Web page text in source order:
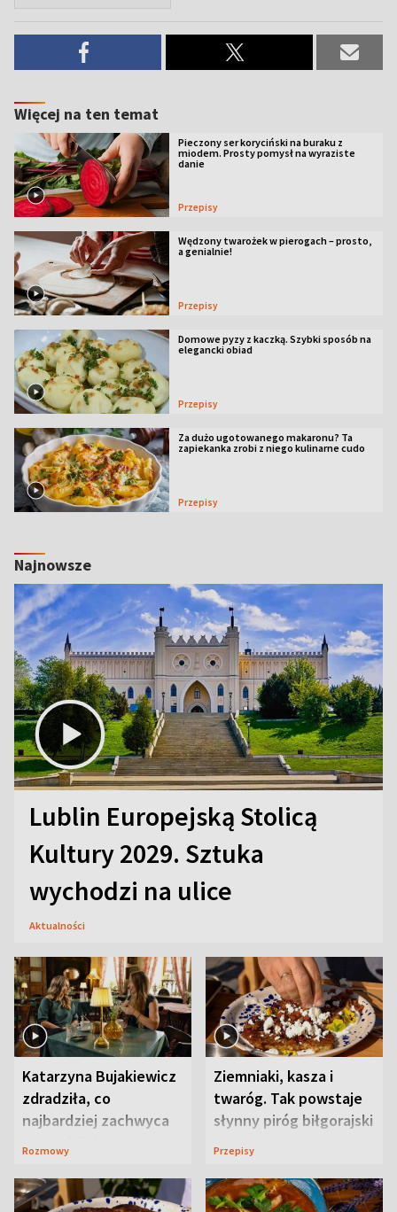
Więcej na ten temat
Pieczony ser koryciński na buraku z
miodem. Prosty pomysł na wyraziste
danie
Przepisy
Wędzony twarożek w pierogach – prosto,
a genialnie!
Przepisy
Domowe pyzy z kaczką. Szybki sposób na
elegancki obiad
Przepisy
Za dużo ugotowanego makaronu? Ta
zapiekanka zrobi z niego kulinarne cudo
Przepisy
Najnowsze
Lublin Europejską Stolicą
Kultury 2029. Sztuka
wychodzi na ulice
Aktualności
Katarzyna Bujakiewicz
zdradziła, co
najbardziej zachwyca
ją w Lublinie
Rozmowy
Ziemniaki, kasza i
twaróg. Tak powstaje
słynny piróg biłgorajski
Przepisy